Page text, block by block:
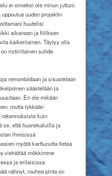
ei onneksi ole minun juttuni.
uuden projektin
huutelisi
aikanaan ja fiiliksen
kaikenlainen. Täytyy olla
ristiriitainen suhde
remontoidaan ja sisustetaan
säästetään ja
En ole mikään
mutta tykkään
kuin
se, että huonekaluilla ja
ihmisissä
myötä karttunutta tietoa
viehättää mökkimme
ja erilaisissa
nähnyt, rouhea pinta on